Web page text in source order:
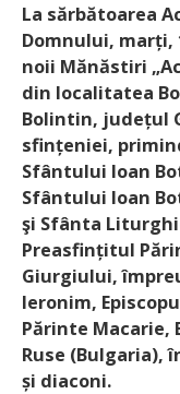
La sărbătoarea
Domnului, marți,
noii Mănăstiri
din localitatea
Bolintin, județul
sfințeniei,
Sfântului Ioan
Sfântului Ioan
şi Sfânta
Preasfințitul
Giurgiului,
Ieronim,
Părinte Macarie,
Ruse (Bulgaria),
și diaconi.